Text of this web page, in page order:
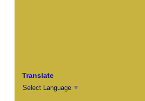
Translate
Select Language ▼